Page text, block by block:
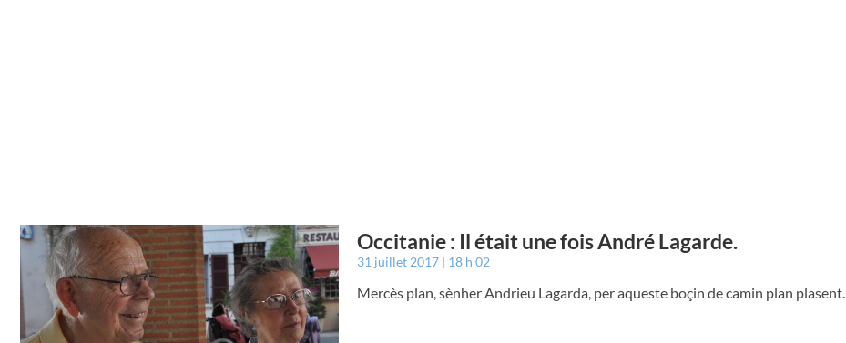
Occitanie : Il était une fois André Lagarde.
31 juillet 2017 18 h 02
Mercès plan, sènher Andrieu Lagarda, per aqueste boçin de camin plan plasent.